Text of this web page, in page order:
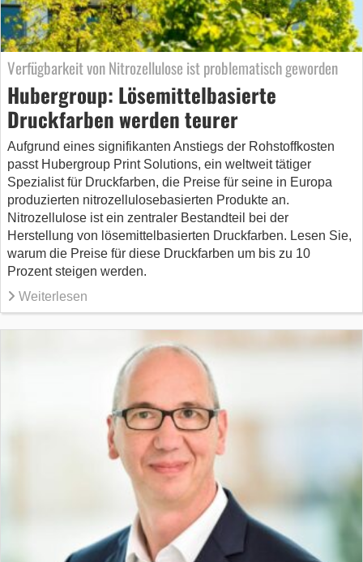
Verfügbarkeit von Nitrozellulose ist problematisch geworden
Hubergroup: Lösemittelbasierte
Druckfarben werden teurer
Aufgrund eines signifikanten Anstiegs der Rohstoffkosten
passt Hubergroup Print Solutions, ein weltweit tätiger
Spezialist für Druckfarben, die Preise für seine in Europa
produzierten nitrozellulosebasierten Produkte an.
Nitrozellulose ist ein zentraler Bestandteil bei der
Herstellung von lösemittelbasierten Druckfarben. Lesen Sie,
warum die Preise für diese Druckfarben um bis zu 10
Prozent steigen werden.
Weiterlesen